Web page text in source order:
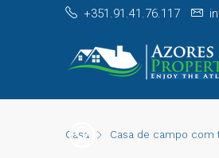
+351.91.41.76.117
Casa Casa de campo com